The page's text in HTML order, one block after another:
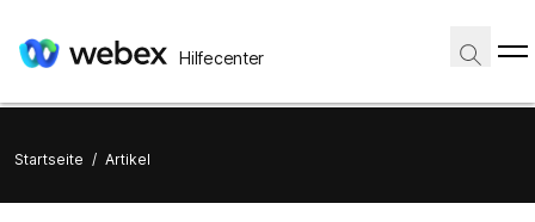
Hilfecenter
Startseite / Artikel